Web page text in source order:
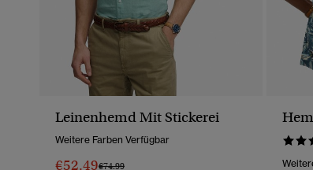
Leinenhemd Mit Stickerei
Weitere Farben Verfügbar
€52.49Preis Wurde Reduziert Von
€74.99Bis